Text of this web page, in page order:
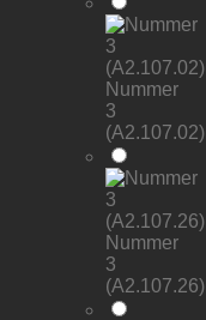
Nummer
3
(A2.107.02)
Nummer
3
(A2.107.26)